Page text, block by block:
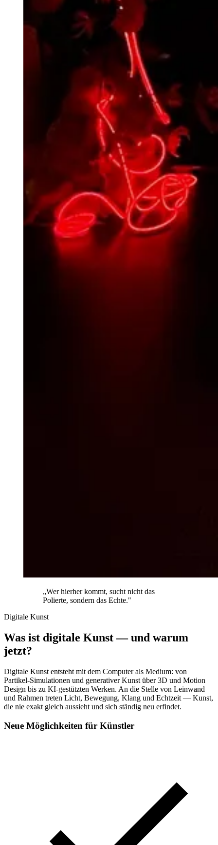
„Wer hierher kommt, sucht nicht das
Polierte, sondern das Echte."
Digitale Kunst
Was ist digitale Kunst — und warum
jetzt?
Digitale Kunst entsteht mit dem Computer als Medium: von
Partikel-Simulationen und generativer Kunst über 3D und Motion
Design bis zu KI-gestützten Werken. An die Stelle von Leinwand
und Rahmen treten Licht, Bewegung, Klang und Echtzeit — Kunst,
die nie exakt gleich aussieht und sich ständig neu erfindet.
Neue Möglichkeiten für Künstler